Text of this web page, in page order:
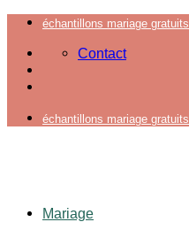
Passer
contenu
échantillons mariage
Contact
échantillons mariage
Mariage